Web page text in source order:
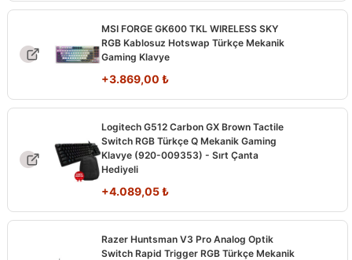
MSI FORGE GK600 TKL WIRELESS SKY
RGB Kablosuz Hotswap Türkçe Mekanik
Gaming Klavye
+3.869,00 ₺
Logitech G512 Carbon GX Brown Tactile
Switch RGB Türkçe Q Mekanik Gaming
Klavye (920-009353) - Sırt Çanta
Hediyeli
+4.089,05₺
Razer Huntsman V3 Pro Analog Optik
Switch Rapid Trigger RGB Türkçe Mekanik